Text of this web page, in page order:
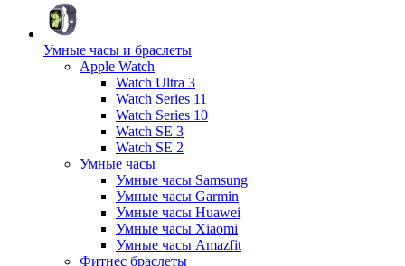
Умные часы и браслеты
Apple Watch
Watch Ultra 3
Watch Series 11
Watch Series 10
Watch SE 3
Watch SE 2
Умные часы
Умные часы Samsung
Умные часы Garmin
Умные часы Huawei
Умные часы Xiaomi
Умные часы Amazfit
Фитнес браслеты